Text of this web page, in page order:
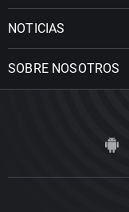
NOTICIAS
SOBRE NOSOTROS